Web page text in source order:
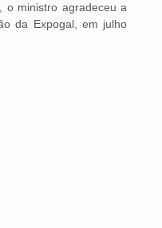
o ministro agradeceu a
da Expogal, em julho